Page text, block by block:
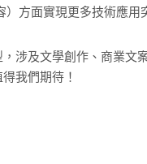
方面實現更多技術應
涉及文學創作、商業文
我們期待！